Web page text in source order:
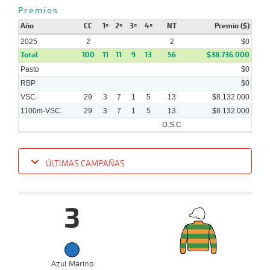
2024
Premios
Año CC 1º 2º 3º 4º NT Premio ($)
2025 2 2 $0
Total 100 11 11 9 13 56 $38.736.000
Pasto
$0
RBP
$0
VSC
29 3 7 1 5 13
$8.132.000
1100m-VSC
29 3 7 1 5 13
$8.132.000
D.S.C
ÚLTIMAS CAMPAÑAS
1100m 21 3/4 4,6
3
Azul Marino